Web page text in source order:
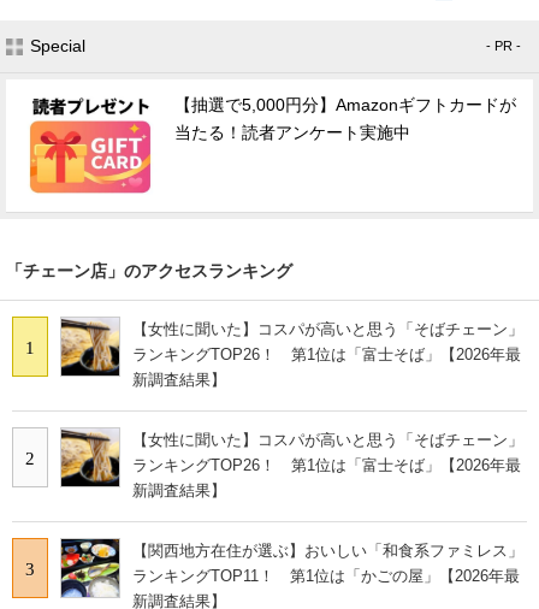
Special - PR -
【抽選で5,000円分】Amazonギフトカードが
当たる！読者アンケート実施中
「チェーン店」のアクセスランキング
1
【女性に聞いた】コスパが高いと思う「そばチェーン」
ランキングTOP26！ 第1位は「富士そば」【2026年最
新調査結果】
2
【女性に聞いた】コスパが高いと思う「そばチェーン」
ランキングTOP26！ 第1位は「富士そば」【2026年最
新調査結果】
3
【関西地方在住が選ぶ】おいしい「和食系ファミレス」
ランキングTOP11！ 第1位は「かごの屋」【2026年最
新調査結果】